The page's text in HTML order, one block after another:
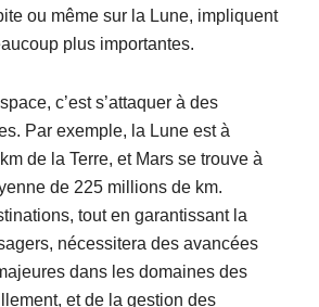
ou même sur la Lune, impliquent
plus importantes.
c’est s’attaquer à des
Par exemple, la Lune est à
de la Terre, et Mars se trouve à
de 225 millions de km.
tout en garantissant la
nécessitera des avancées
dans les domaines des
et de la gestion des